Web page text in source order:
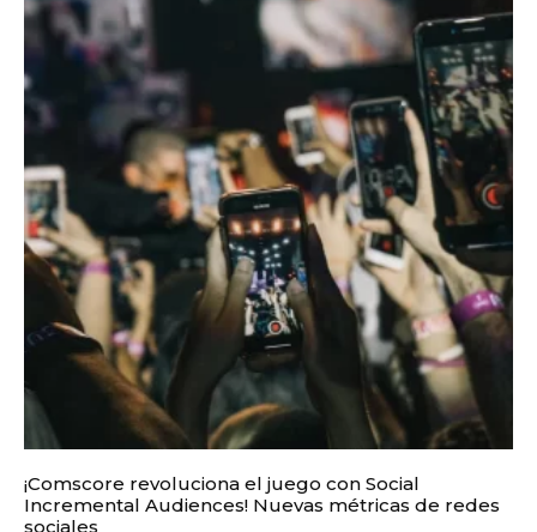
¡Comscore revoluciona el juego con Social
Incremental Audiences! Nuevas métricas de redes
sociales